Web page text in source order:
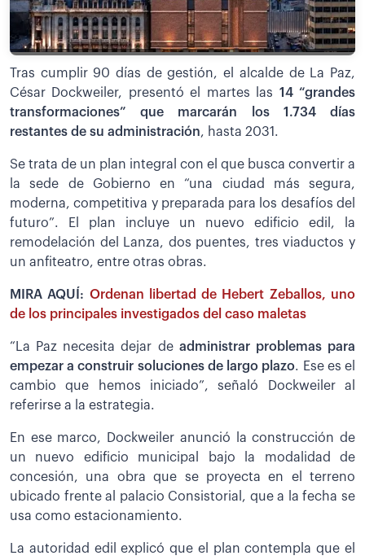
Tras cumplir 90 días de gestión, el alcalde de La Paz,
César Dockweiler, presentó el martes las 14 “grandes
transformaciones” que marcarán los 1.734 días
restantes de su administración, hasta 2031.
Se trata de un plan integral con el que busca convertir a
la sede de Gobierno en “una ciudad más segura,
moderna, competitiva y preparada para los desafíos del
futuro”. El plan incluye un nuevo edificio edil, la
remodelación del Lanza, dos puentes, tres viaductos y
un anfiteatro, entre otras obras.
MIRA AQUÍ: Ordenan libertad de Hebert Zeballos, uno
de los principales investigados del caso maletas
“La Paz necesita dejar deadministrar problemas para
empezar a construir soluciones de largo plazo. Ese es el
cambio que hemos iniciado”, señaló Dockweiler al
referirse a la estrategia.
En ese marco, Dockweiler anunció la construcción de
un nuevo edificio municipal bajo la modalidad de
concesión, una obra que se proyecta en el terreno
ubicado frente al palacio Consistorial, que a la fecha se
usa como estacionamiento.
La autoridad edil explicó que el plan contempla que el